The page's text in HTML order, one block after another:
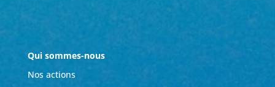
Qui sommes-nous
Nos actions